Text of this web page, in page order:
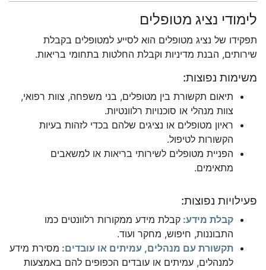
לימודי נציג מטופלים
תפקידו של נציג מטופלים הוא לסייע למטופלים בקבלת
שירותים, הבנת מדיניות וקבלת החלטות בתחומי בריאות.
משימות נפוצות:
תיאום תקשורת בין מטופלים, בני משפחה, צוות רפואי,
צוות מנהלי או סוכנויות רלוונטיות.
ראיון מטופלים או נציגים שלהם בכדי לזהות בעיות
הקשורות לטיפול.
הפניית מטופלים לשירותי בריאות או למשאבים
מתאימים.
פעילויות נפוצות:
קבלת מידע: קבלת מידע ממקורות רלוונטים כמו
התבוננות, חיפוש, מחקר ועוד.
תקשורת עם מנהלים, עמיתים או עובדים: מסירת מידע
למנהלים, עמיתים או עובדים הכפופים להם באמצעות